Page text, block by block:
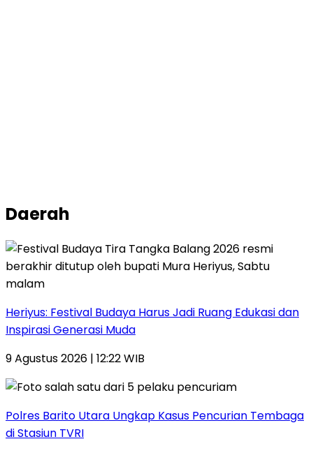
Daerah
Heriyus: Festival Budaya Harus Jadi Ruang Edukasi dan
Inspirasi Generasi Muda
9 Agustus 2026 | 12:22 WIB
Polres Barito Utara Ungkap Kasus Pencurian Tembaga
di Stasiun TVRI